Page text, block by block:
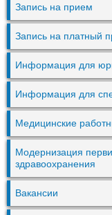
Запись на прием
Запись на платный
Информация для
Информация для
Медицинские
Модернизация
здравоохранения
Вакансии